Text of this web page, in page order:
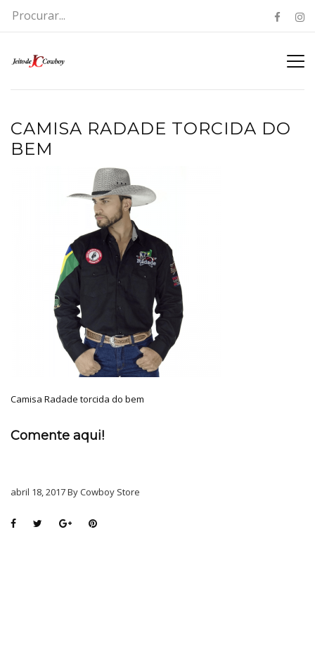
CAMISA RADADE TORCIDA DO
BEM
Camisa Radade torcida do bem
Comente aqui!
abril 18, 2017 By Cowboy Store